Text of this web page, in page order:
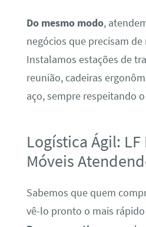
Do mesmo modo,
negócios que precisam
Instalamos estações de
reunião, cadeiras
aço, sempre respeitando
Logística Ágil:
Móveis
Sabemos que quem
vê-lo pronto o mais